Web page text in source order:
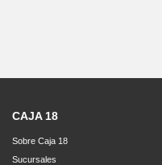
CAJA 18
Sobre Caja 18
Sucursales